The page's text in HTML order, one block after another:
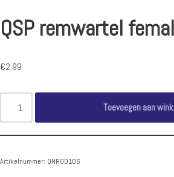
QSP remwartel
€2.99
Toevoegen aan
Artikelnummer: QNR00106